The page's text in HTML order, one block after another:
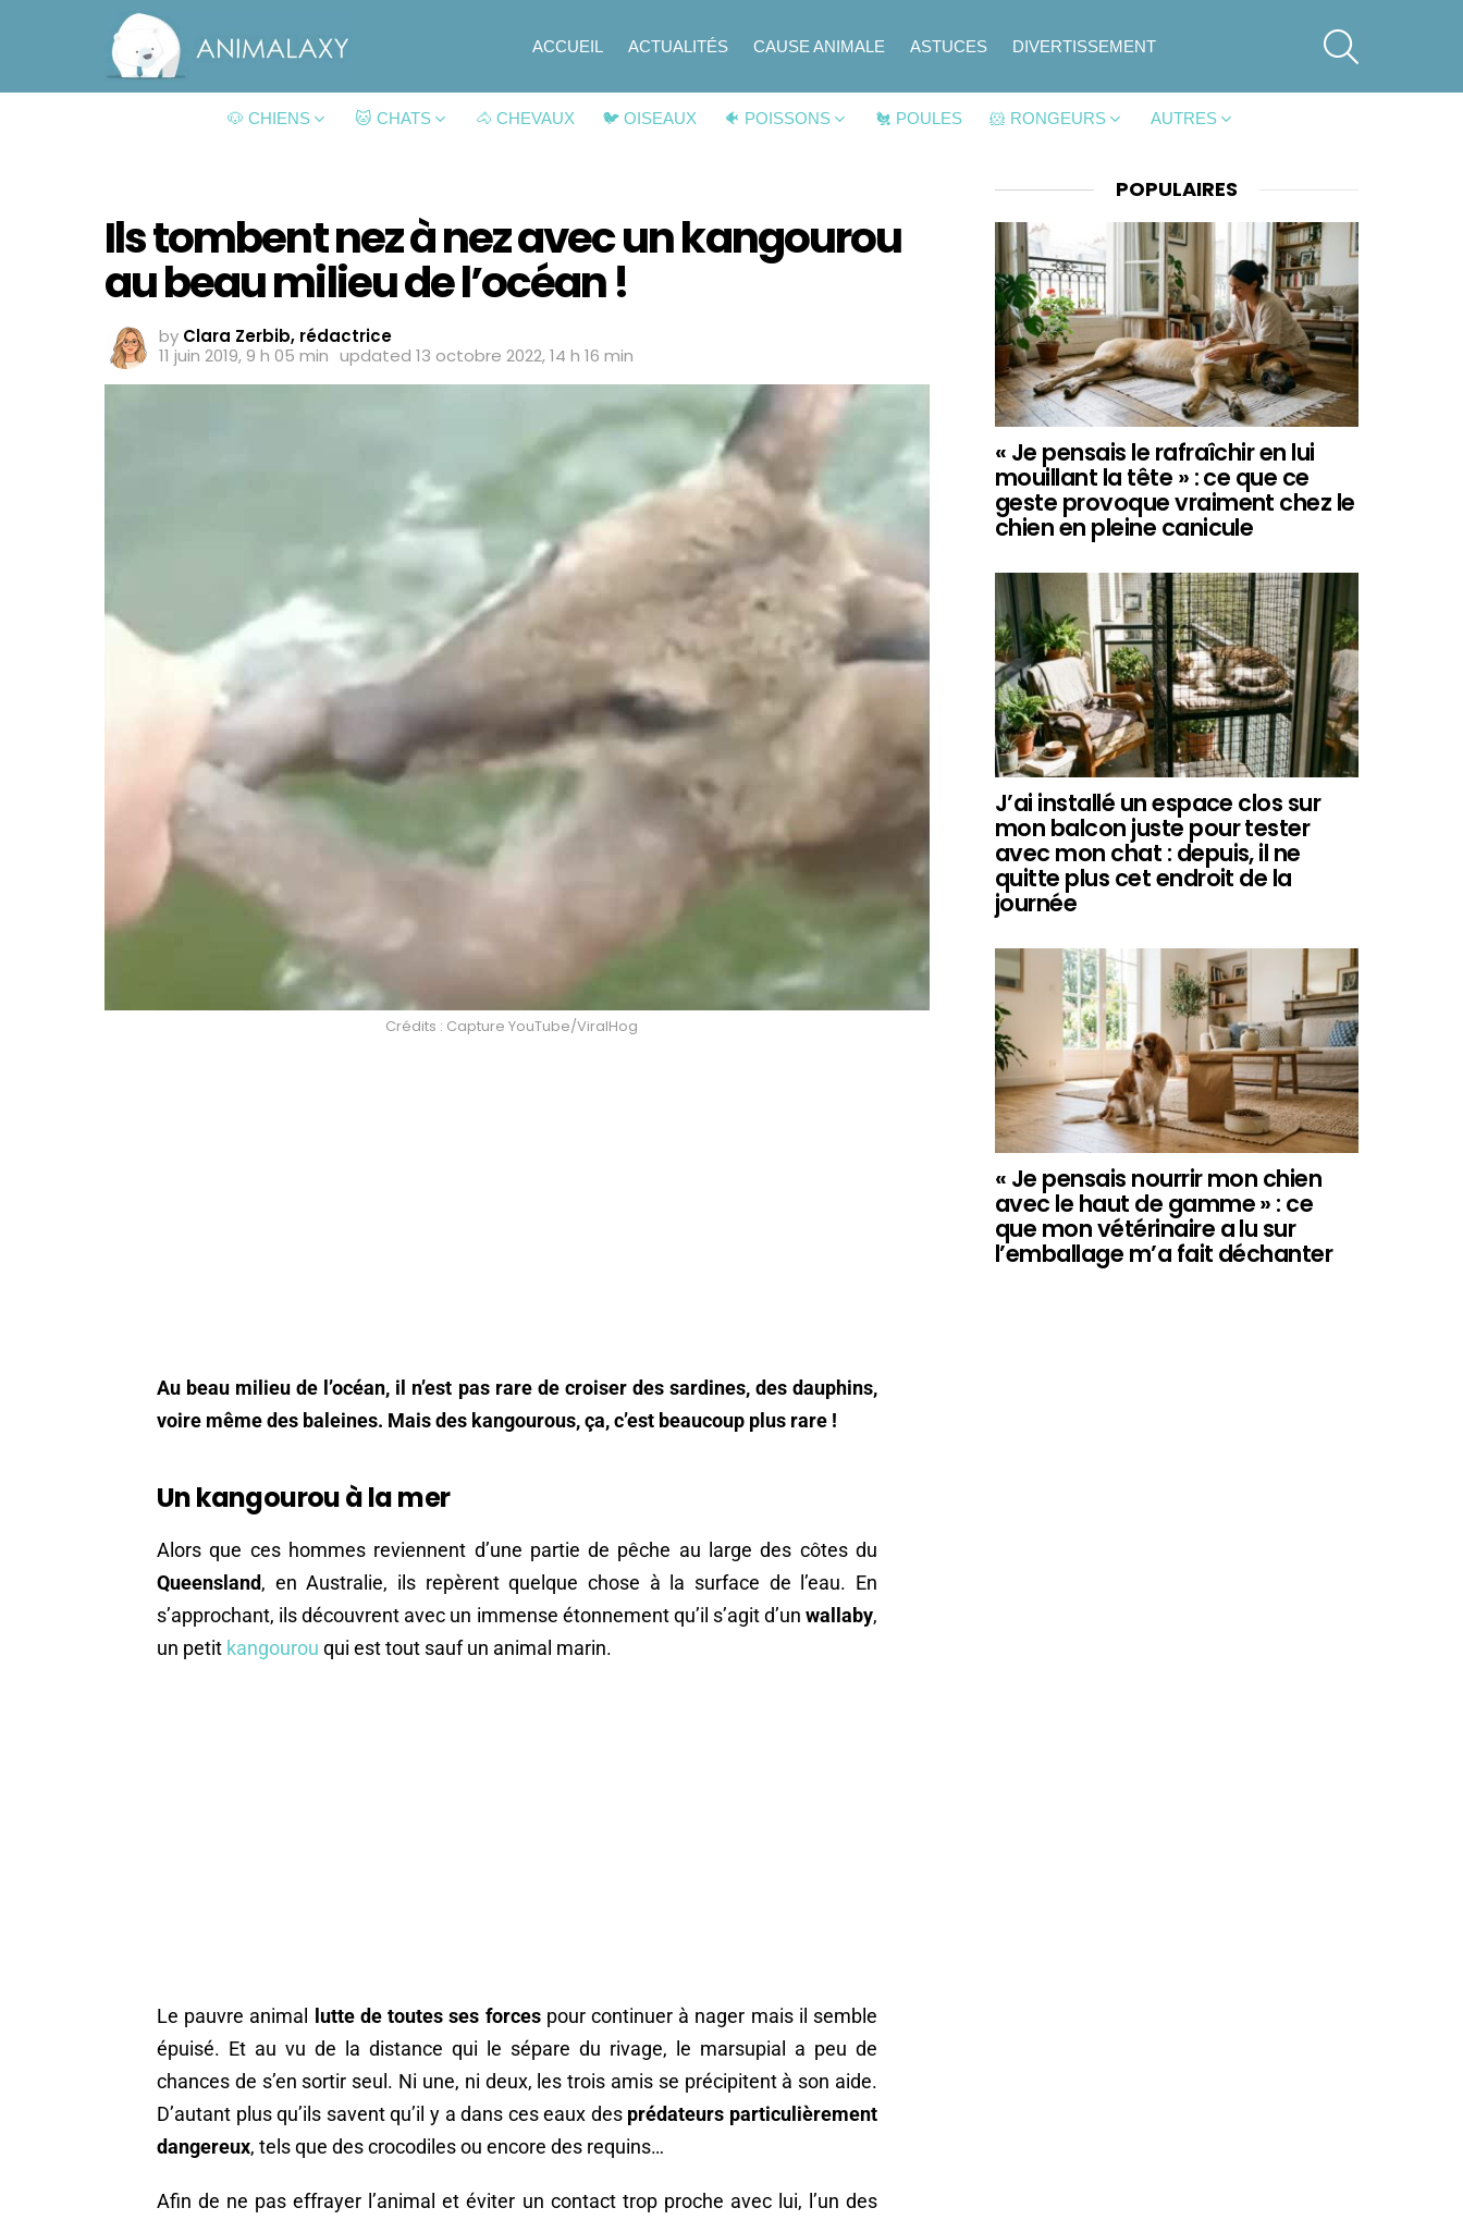
ACCUEIL ACTUALITÉS CAUSE ANIMALE ASTUCES DIVERTISSEMENT
🐶 CHIENS 🐱 CHATS 🐴 CHEVAUX 🐦 OISEAUX 🐠 POISSONS 🐔 POULES 🐹 RONGEURS AUTRES
Ils tombent nez à nez avec un kangourou
au beau milieu de l’océan !
by Clara Zerbib, rédactrice
11 juin 2019, 9 h 05 min updated 13 octobre 2022, 14 h 16 min
Crédits : Capture YouTube/ViralHog
Au beau milieu de l’océan, il n’est pas rare de croiser des sardines, des dauphins,
voire même des baleines. Mais des kangourous, ça, c’est beaucoup plus rare !
Un kangourou à la mer
Alors que ces hommes reviennent d’une partie de pêche au large des côtes du
Queensland, en Australie, ils repèrent quelque chose à la surface de l’eau. En
s’approchant, ils découvrent avec un immense étonnement qu’il s’agit d’un wallaby,
un petit kangourou qui est tout sauf un animal marin.
Le pauvre animal lutte de toutes ses forcespour continuer à nager mais il semble
épuisé. Et au vu de la distance qui le sépare du rivage, le marsupial a peu de
chances de s’en sortir seul. Ni une, ni deux, les trois amis se précipitent à son aide.
D’autant plus qu’ils savent qu’il y a dans ces eaux des prédateurs particulièrement
dangereux, tels que des crocodiles ou encore des requins…
Afin de ne pas effrayer l’animal et éviter un contact trop proche avec lui, l’un des
POPULAIRES
« Je pensais le rafraîchir en lui
mouillant la tête » : ce que ce
geste provoque vraiment chez le
chien en pleine canicule
J’ai installé un espace clos sur
mon balcon juste pour tester
avec mon chat : depuis, il ne
quitte plus cet endroit de la
journée
« Je pensais nourrir mon chien
avec le haut de gamme » : ce
que mon vétérinaire a lu sur
l’emballage m’a fait déchanter